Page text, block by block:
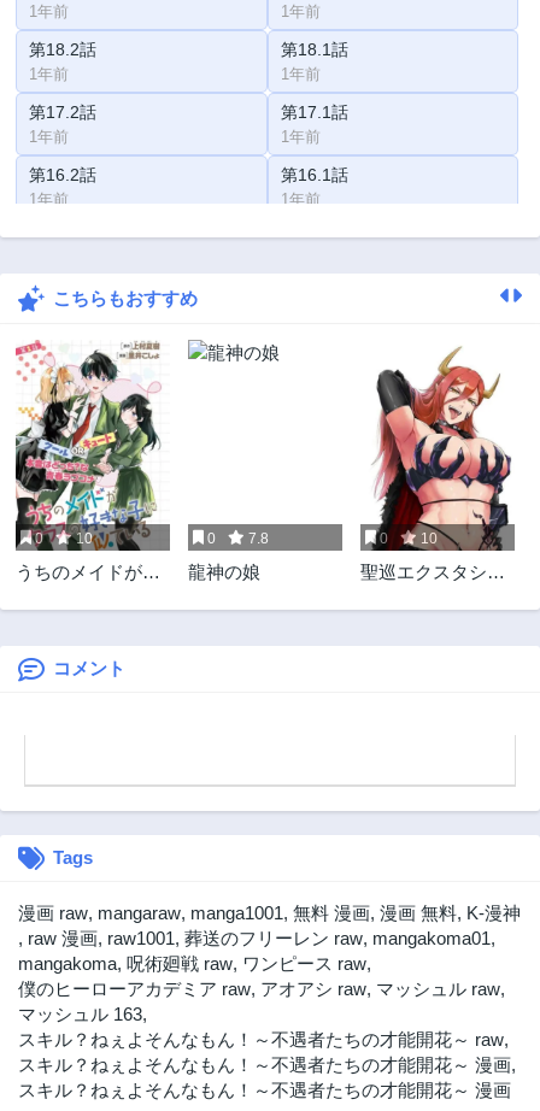
1年前 1年前
第18.2話
1年前
第18.1話
1年前
第17.2話
1年前
第17.1話
1年前
第16.2話
1年前
第16.1話
1年前
第15.2話 第15.1話
第14.2話
第13.2話
2年前
第12.2話
2年前
第11.2話
2年前
第10.2話
2年前
第10.1話
第10話 第9.2話
第9.1話
第6.2話
第6話
2年前
第5.2話
2年前
第5.1話
2年前
第5話
第4.2話
2年前
第4.1話
2年前
こちらもおすすめ
0 10
うちのメイドがク
0 7.8
龍神の娘
0 10
聖巡エクスタシー
ブッ倒します-
コメント
Tags
漫画 raw, mangaraw, manga1001, 無料 漫画, 漫画 無料, K-漫神
, raw 漫画, raw1001, 葬送のフリーレン raw, mangakoma01,
mangakoma, 呪術廻戦 raw, ワンピース raw,
僕のヒーローアカデミア raw, アオアシ raw, マッシュル raw,
マッシュル 163,
スキル？ねぇよそんなもん！～不遇者たちの才能開花～ raw,
スキル？ねぇよそんなもん！～不遇者たちの才能開花～ 漫画,
スキル？ねぇよそんなもん！～不遇者たちの才能開花～ 漫画